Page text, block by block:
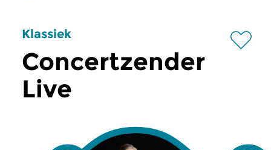
Klassiek
Concertzender
Live